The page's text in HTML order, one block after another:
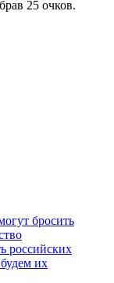
25 очков.
бросить
российских
их